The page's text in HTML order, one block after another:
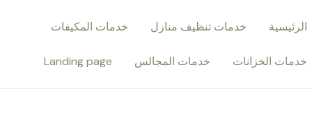
الرئيسية خدمات تنظيف منازل خدمات المكيفات
خدمات الخزانات خدمات المجالس Landing page